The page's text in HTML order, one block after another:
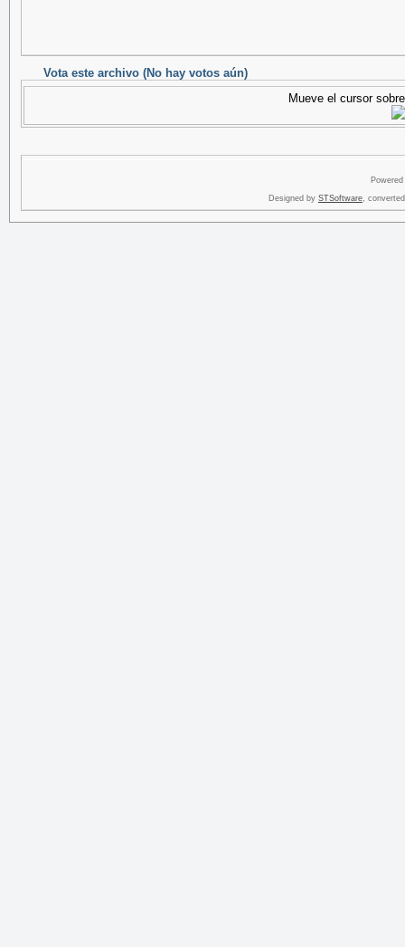
Vota este archivo (No hay votos aún)
Mueve el cursor
Designed by STSoftware,